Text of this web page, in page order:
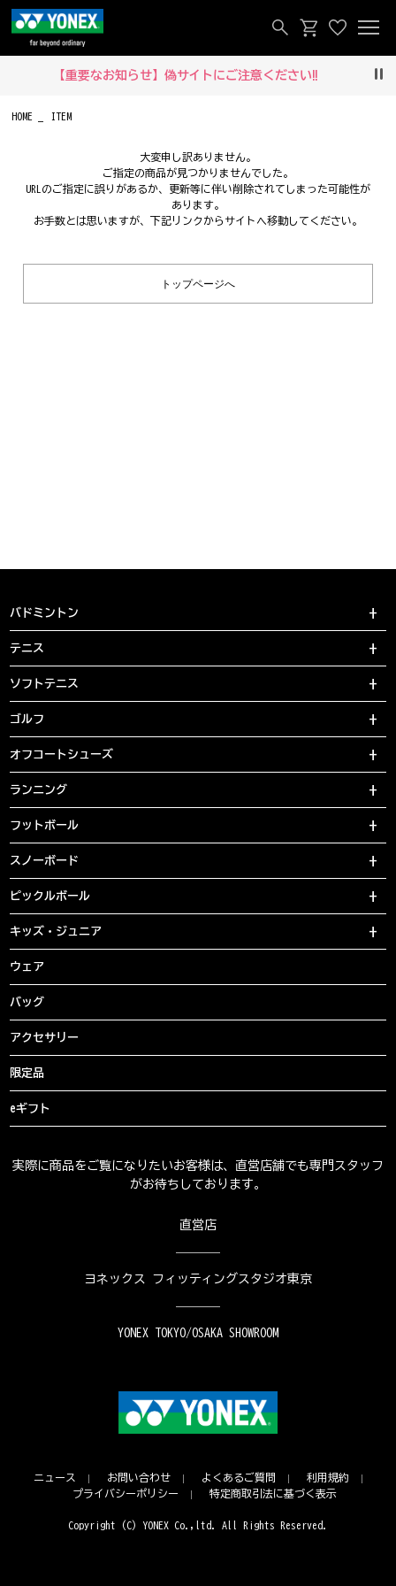
【重要なお知らせ】偽サイトにご注意ください‼
HOME ITEM
大変申し訳ありません。
ご指定の商品が見つかりませんでした。
URLのご指定に誤りがあるか、更新等に伴い削除されてしまった可能性が
あります。
お手数とは思いますが、下記リンクからサイトへ移動してください。
トップページへ
バドミントン
テニス
ソフトテニス
ゴルフ
オフコートシューズ
ランニング
フットボール
スノーボード
ピックルボール
キッズ・ジュニア
ウェア
バッグ
アクセサリー
限定品
eギフト
実際に商品をご覧になりたいお客様は、直営店舗でも専門スタッフ
がお待ちしております。
直営店
ヨネックス フィッティングスタジオ東京
YONEX TOKYO/OSAKA SHOWROOM
ニュース お問い合わせ よくあるご質問
利用規約
プライバシーポリシー
特定商取引法に基づく表示
Copyright (C) YONEX Co.,ltd. All Rights Reserved.